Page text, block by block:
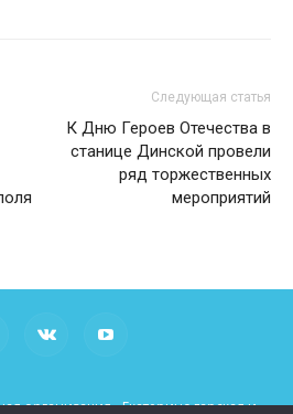
Следующая статья
К Дню Героев Отечества в
станице Динской провели
ряд торжественных
мероприятий
организация «Екатеринодарская и